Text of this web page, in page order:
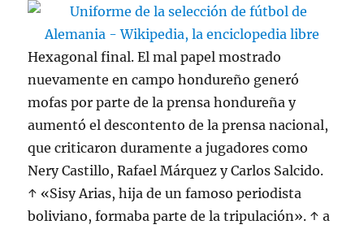
Hexagonal final. El mal papel mostrado
nuevamente en campo hondureño generó
mofas por parte de la prensa hondureña y
aumentó el descontento de la prensa nacional,
que criticaron duramente a jugadores como
Nery Castillo, Rafael Márquez y Carlos Salcido.
↑ «Sisy Arias, hija de un famoso periodista
boliviano, formaba parte de la tripulación». ↑ a